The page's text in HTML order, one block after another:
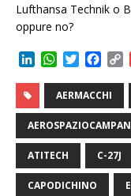
Lufthansa Technik o
oppure no?
k
e
d
I
n
W
a
t
s
A
p
p
T
i
t
t
e
c
e
b
o
o
k
y
L
i
k
AERMACCHI
ATITECH C-27J
CAPODICHINO